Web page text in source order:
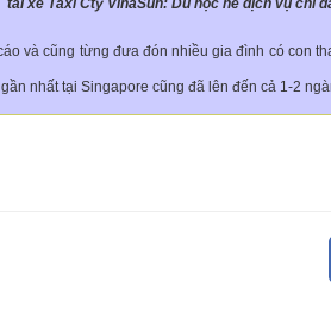
tài xế Taxi Cty VinaSun: Du học hè dịch vụ chỉ
và cũng từng đưa đón nhiều gia đình có con
nhất tại Singapore cũng đã lên đến cả 1-2